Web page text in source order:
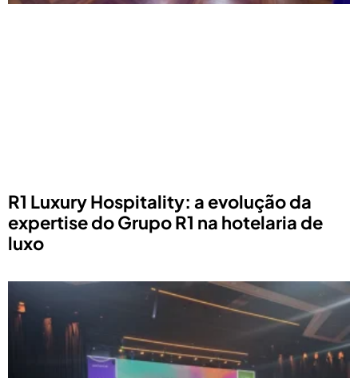
R1 Luxury Hospitality: a evolução da
expertise do Grupo R1 na hotelaria de
luxo